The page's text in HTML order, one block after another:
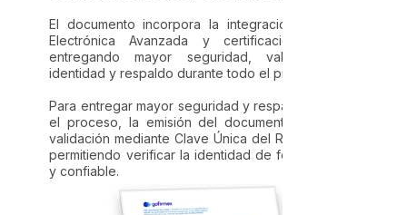
El documento incorpora la integración de Firma
Electrónica Avanzada y certificación notarial,
entregando mayor seguridad, validación de
identidad y respaldo durante todo el proceso.
Para entregar mayor seguridad y respaldo durante
el proceso, la emisión del documento incorpora
validación mediante Clave Única del Registro Civil,
permitiendo verificar la identidad de forma segura
y confiable.